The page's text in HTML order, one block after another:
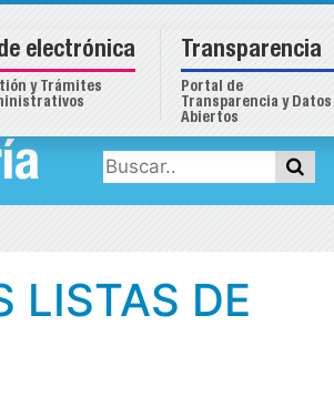
electrónica
y Trámites
Transparencia
Portal de
Transparencia y Datos
Abiertos
LISTAS DE